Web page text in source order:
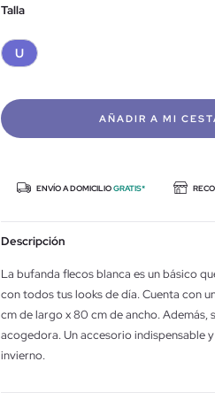
Talla
U
AÑADIR A MI
ENVÍO A DOMICILIOGRATIS*
Descripción
La bufanda flecos blanca es un básico
con todos tus looks de día. Cuenta con
cm de largo x 80 cm de ancho. Además,
acogedora. Un accesorio indispensable
invierno.